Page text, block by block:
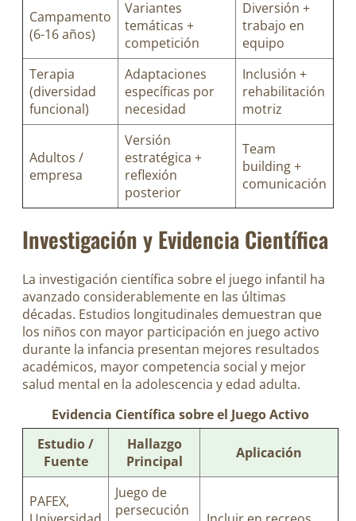
Campamento
(6-16 años)
Variantes
temáticas +
competición
Diversión +
trabajo en
equipo
Terapia
(diversidad
funcional)
Adaptaciones
específicas por
necesidad
Inclusión +
rehabilitación
motriz
Adultos /
empresa
Versión
estratégica +
reflexión
posterior
Team
building +
comunicación
Investigación y Evidencia Científica
La investigación científica sobre el juego infantil ha
avanzado considerablemente en las últimas
décadas. Estudios longitudinales demuestran que
los niños con mayor participación en juego activo
durante la infancia presentan mejores resultados
académicos, mayor competencia social y mejor
salud mental en la adolescencia y edad adulta.
Evidencia Científica sobre el Juego Activo
Estudio /
Fuente
Hallazgo
Principal
Aplicación
PAFEX,
Juego de
persecución